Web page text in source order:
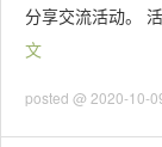
分享交流活动。
文
posted @ 2020-10-